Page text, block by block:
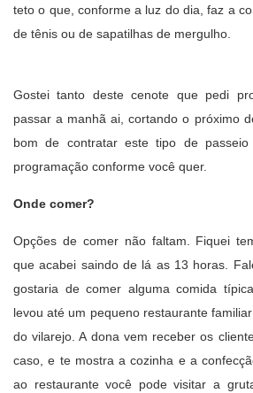
teto o que, conforme a luz do dia, faz a
de tênis ou de sapatilhas de mergulho.
Gostei tanto deste cenote que pedi
passar a manhã ai, cortando o próximo
bom de contratar este tipo de
programação conforme você quer.
Onde comer?
Opções de comer não faltam. Fiquei
que acabei saindo de lá as 13 horas.
gostaria de comer alguma comida
levou até um pequeno restaurante
do vilarejo. A dona vem receber os
caso, e te mostra a cozinha e a
ao restaurante você pode visitar a